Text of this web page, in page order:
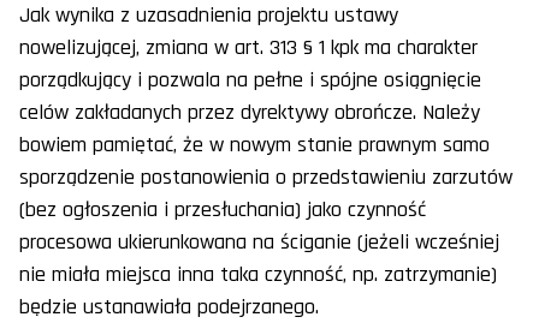
Jak wynika z uzasadnienia projektu ustawy
nowelizującej, zmiana w art. 313 § 1 kpk ma charakter
porządkujący i pozwala na pełne i spójne osiągnięcie
celów zakładanych przez dyrektywy obrończe. Należy
bowiem pamiętać, że w nowym stanie prawnym samo
sporządzenie postanowienia o przedstawieniu zarzutów
(bez ogłoszenia i przesłuchania) jako czynność
procesowa ukierunkowana na ściganie (jeżeli wcześniej
nie miała miejsca inna taka czynność, np. zatrzymanie)
będzie ustanawiała podejrzanego.